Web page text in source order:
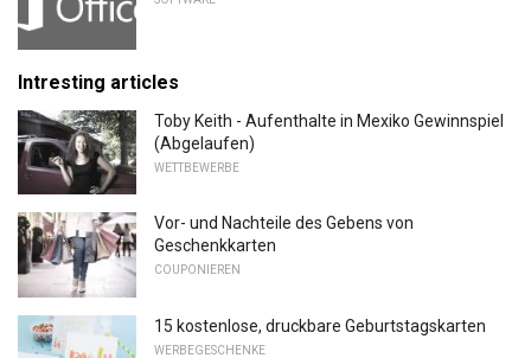
Intresting articles
Toby Keith - Aufenthalte in Mexiko Gewinnspiel
(Abgelaufen)
WETTBEWERBE
Vor- und Nachteile des Gebens von
Geschenkkarten
COUPONIEREN
15 kostenlose, druckbare Geburtstagskarten
WERBEGESCHENKE